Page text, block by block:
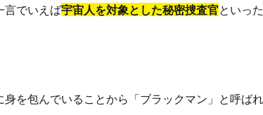
言でいえば宇宙人を対象とした秘密捜査官といった
を包んでいることから「ブラックマン」と呼ばれ